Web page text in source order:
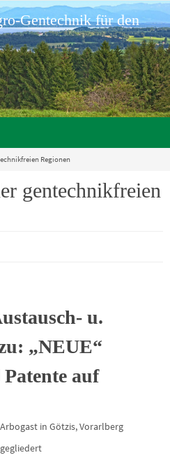
Gentechnik für den
Regionen
gentechnikfreien
u.
„NEUE“
auf
in Götzis, Vorarlberg